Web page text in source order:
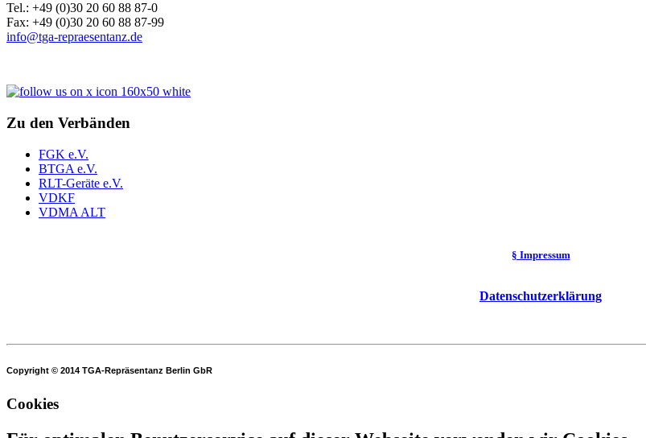
Tel.: +49 (0)30 20 60 88 87-0
Fax: +49 (0)30 20 60 88 87-99
info@tga-repraesentanz.de
Zu den Verbänden
FGK e.V.
BTGA e.V.
RLT-Geräte e.V.
VDKF
VDMA ALT
§ Impressum
Datenschutzerklärung
Copyright © 2014 TGA-Repräsentanz Berlin GbR
Cookies